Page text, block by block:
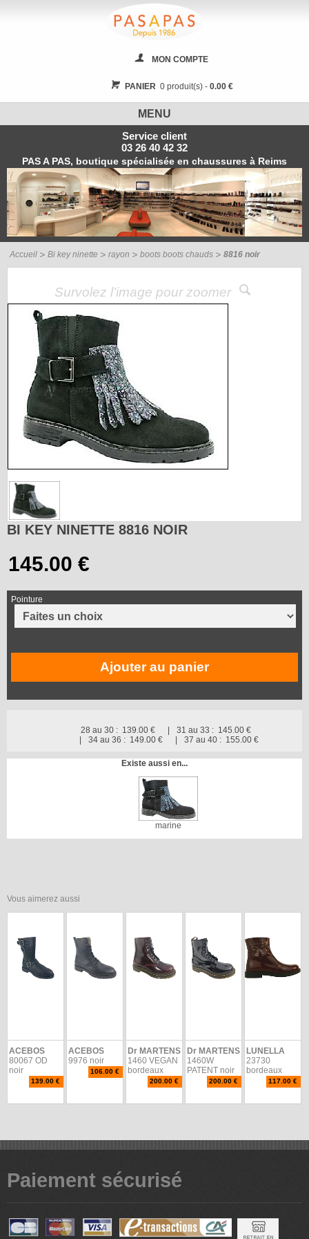
MON COMPTE
PANIER0 produit(s) - 0.00 €
MENU
Service client
03 26 40 42 32
PAS A PAS, boutique spécialisée en chaussures à Reims
Accueil Bi key ninette rayon boots boots chauds 8816 noir
Survolez l’image pour zoomer
BI KEY NINETTE 8816 NOIR
Pointure
Ajouter au panier
28 au 30 : 139.00 € 31 au 33 : 145.00 €
34 au 36 : 149.00 € 37 au 40 : 155.00 €
Existe aussi en...
marine
Vous aimerez aussi
ACEBOS
80067 OD
noir
139.00 €
ACEBOS
9976 noir
106.00 €
Dr MARTENS
1460 VEGAN
bordeaux
200.00 €
Dr MARTENS
1460W
PATENT noir
200.00 €
LUNELLA
23730
bordeaux
117.00 €
Paiement sécurisé